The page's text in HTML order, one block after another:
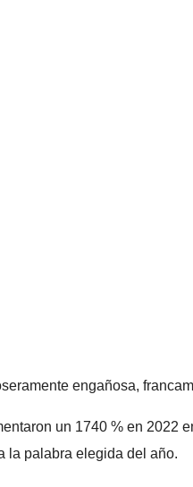
engañosa,
un 1740 % en
la palabra elegida del año.